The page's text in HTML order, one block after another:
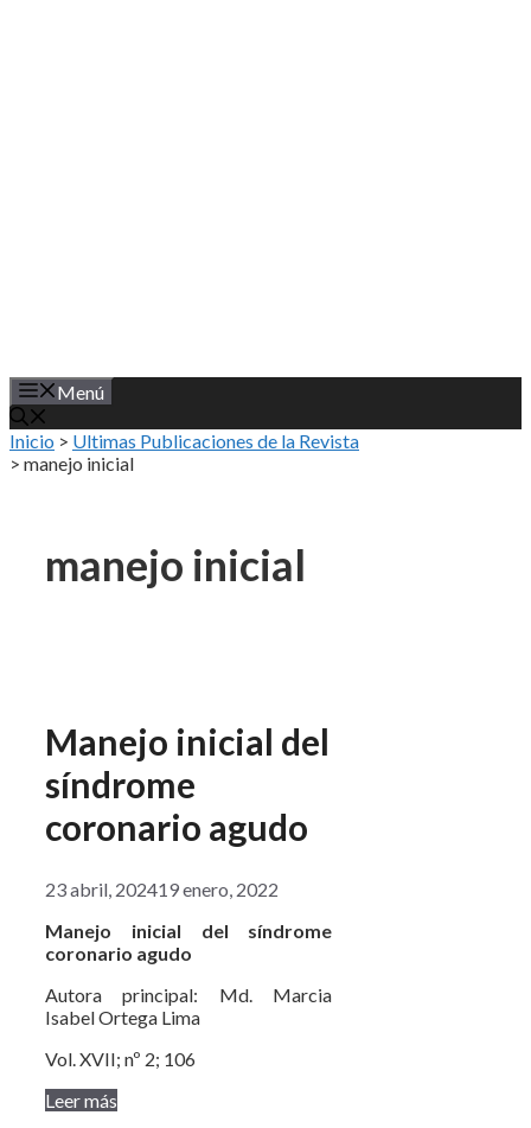
Menú
Inicio > Ultimas Publicaciones de la Revista
> manejo inicial
manejo inicial
Manejo inicial del
síndrome
coronario agudo
23 abril, 202419 enero, 2022
Manejo inicial del síndrome
coronario agudo
Autora principal: Md. Marcia
Isabel Ortega Lima
Vol. XVII; nº 2; 106
Leer más